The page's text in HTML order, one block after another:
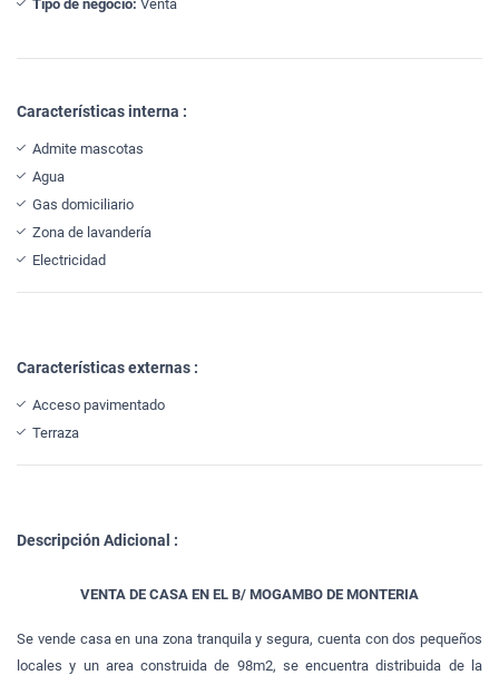
Tipo de negocio: Venta
Características interna :
Admite mascotas
Agua
Gas domiciliario
Zona de lavandería
Electricidad
Características externas :
Acceso pavimentado
Terraza
Descripción Adicional :
VENTA DE CASA EN EL B/ MOGAMBO DE MONTERIA
Se vende casa en una zona tranquila y segura, cuenta con dos pequeños
locales y un area construida de 98m2, se encuentra distribuida de la